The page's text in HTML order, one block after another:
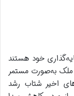
خود هستند
به‌صورت مستمر
اخیر شتاب رشد